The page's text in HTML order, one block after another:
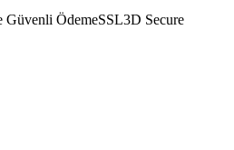
Güvenli ÖdemeSSL3D Secure